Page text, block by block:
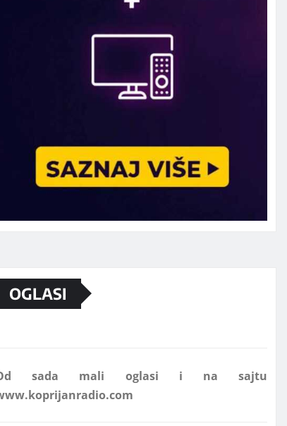
OGLASI
Marketing telefon 062 463 002